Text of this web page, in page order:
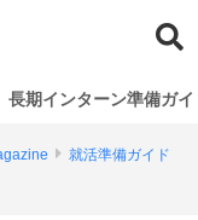
長期インターン準備ガイ
就活準備ガイド